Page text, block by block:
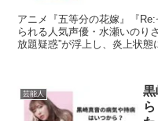
アニメ『五等分の花嫁』『
られる人気声優・水瀬いのり
放題疑惑”が浮上し、炎上状態
は、水瀬いのりさんなので
芸能人
黒